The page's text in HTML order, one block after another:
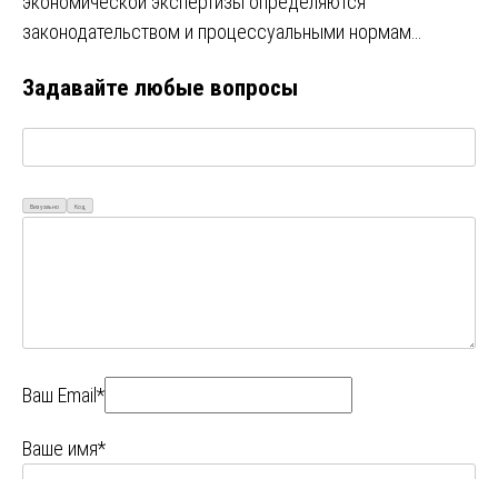
законодательством и процессуальными нормам…
Задавайте любые вопросы
Визуально Код
Ваш Email*
Ваше имя*